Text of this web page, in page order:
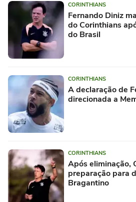
CORINTHIANS
Fernando Diniz
do Corinthians
do Brasil
CORINTHIANS
A declaração de
direcionada a
CORINTHIANS
Após eliminação,
preparação para
Bragantino